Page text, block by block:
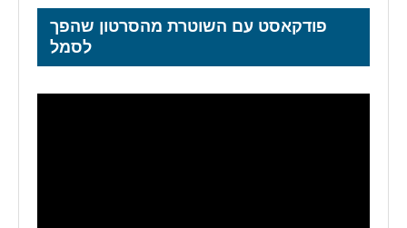
פודקאסט עם השוטרת מהסרטון שהפך
לסמל